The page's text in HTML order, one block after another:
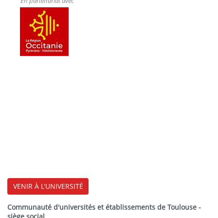
Modalités d'enseignement :
alternance
VENIR À L'UNIVERSITÉ
Communauté d'universités et établissements de Toulouse -
siège social